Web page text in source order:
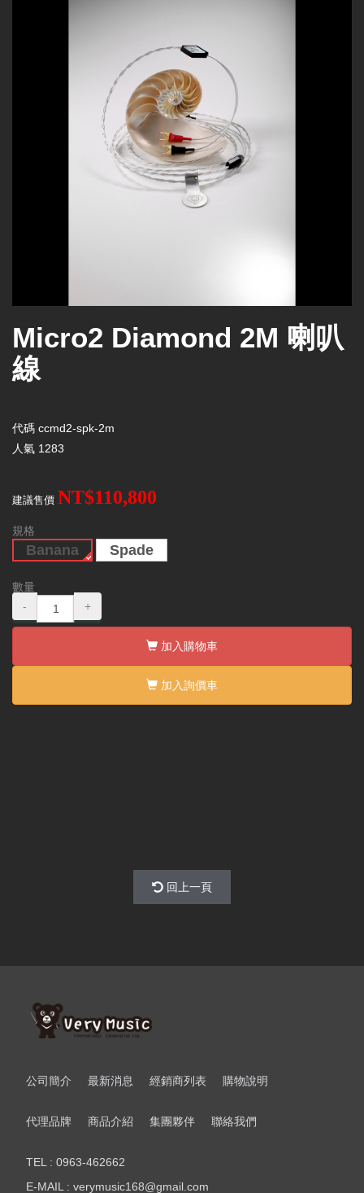
Micro2 Diamond 2M 喇叭
線
代碼 ccmd2-spk-2m
人氣 1283
建議售價 NT$110,800
規格
Banana Spade
數量
-
+
加入購物車
加入詢價車
回上一頁
公司簡介 最新消息 經銷商列表 購物說明
代理品牌 商品介紹 集團夥伴 聯絡我們
TEL : 0963-462662
E-MAIL : verymusic168@gmail.com